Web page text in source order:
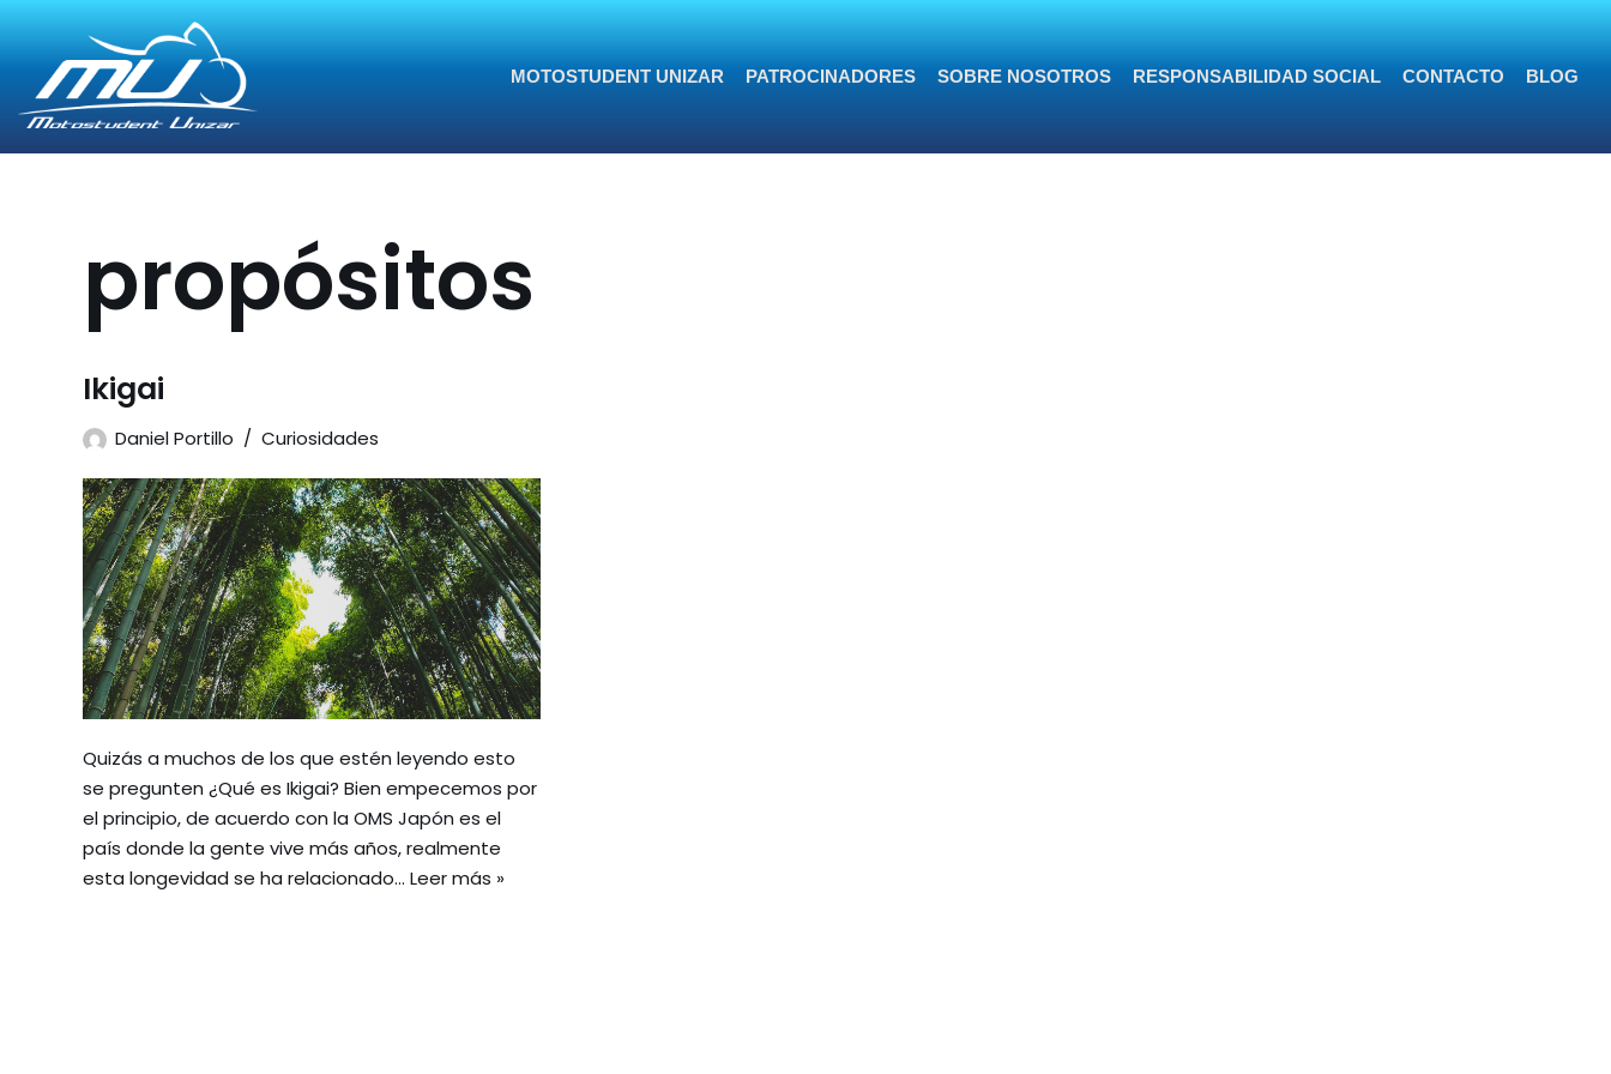
Saltar
al
contenido
MOTOSTUDENT UNIZAR PATROCINADORES SOBRE NOSOTROS RESPONSABILIDAD SOCIAL CONTACTO BLOG
propósitos
Ikigai
Daniel Portillo Curiosidades
Quizás a muchos de los que estén leyendo esto
se pregunten ¿Qué es Ikigai? Bien empecemos por
el principio, de acuerdo con la OMS Japón es el
país donde la gente vive más años, realmente
esta longevidad se ha relacionado… Leer más »